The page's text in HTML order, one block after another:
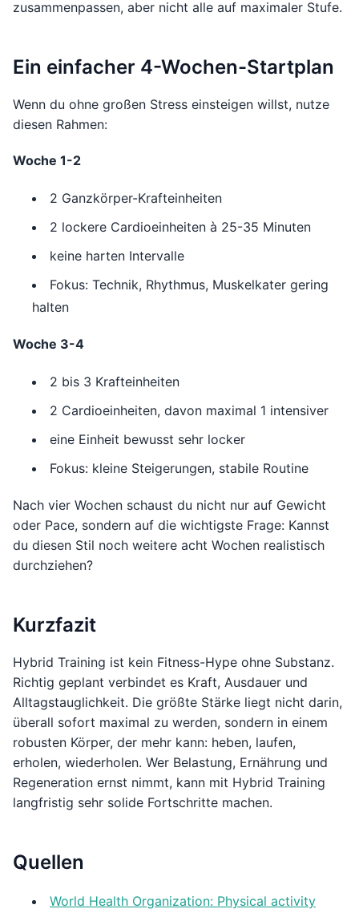
zusammenpassen, aber nicht alle auf maximaler Stufe.
Ein einfacher 4-Wochen-Startplan
Wenn du ohne großen Stress einsteigen willst, nutze
diesen Rahmen:
Woche 1-2
2 Ganzkörper-Krafteinheiten
2 lockere Cardioeinheiten à 25-35 Minuten
keine harten Intervalle
Fokus: Technik, Rhythmus, Muskelkater gering
halten
Woche 3-4
2 bis 3 Krafteinheiten
2 Cardioeinheiten, davon maximal 1 intensiver
eine Einheit bewusst sehr locker
Fokus: kleine Steigerungen, stabile Routine
Nach vier Wochen schaust du nicht nur auf Gewicht
oder Pace, sondern auf die wichtigste Frage: Kannst
du diesen Stil noch weitere acht Wochen realistisch
durchziehen?
Kurzfazit
Hybrid Training ist kein Fitness-Hype ohne Substanz.
Richtig geplant verbindet es Kraft, Ausdauer und
Alltagstauglichkeit. Die größte Stärke liegt nicht darin,
überall sofort maximal zu werden, sondern in einem
robusten Körper, der mehr kann: heben, laufen,
erholen, wiederholen. Wer Belastung, Ernährung und
Regeneration ernst nimmt, kann mit Hybrid Training
langfristig sehr solide Fortschritte machen.
Quellen
World Health Organization: Physical activity